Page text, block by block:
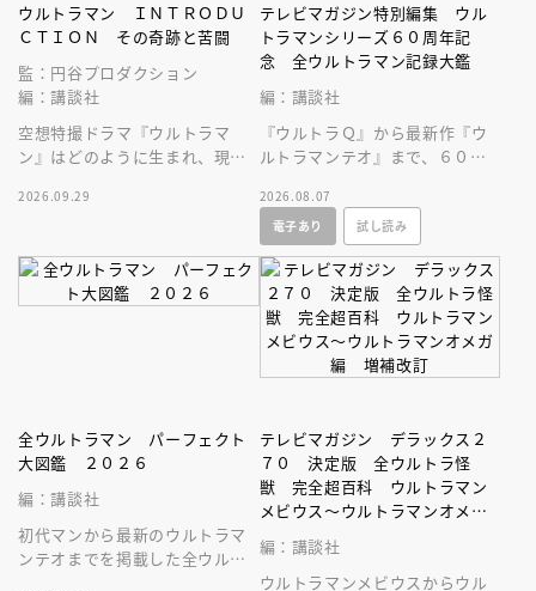
ウルトラマン ＩＮＴＲＯＤＵ
ＣＴＩＯＮ その奇跡と苦闘
監：円谷プロダクション
編：講談社
空想特撮ドラマ『ウルトラマ
ン』はどのように生まれ、現在
となったのかを深堀りする一冊
2026.09.29
テレビマガジン特別編集 ウル
トラマンシリーズ６０周年記
念 全ウルトラマン記録大鑑
編：講談社
『ウルトラＱ』から最新作『ウ
ルトラマンテオ』まで、６０年
サイズなＡ４変型３００ページ
超に大収録！
2026.08.07
電子あり
試し読み
全ウルトラマン パーフェクト
大図鑑 ２０２６
編：講談社
初代マンから最新のウルトラマ
ンテオまでを掲載した全ウルト
テレビマガジン デラックス２
７０ 決定版 全ウルトラ怪
獣 完全超百科 ウルトラマン
メビウス～ウルトラマンオメガ
編 増補改訂
編：講談社
ウルトラマンメビウスからウル